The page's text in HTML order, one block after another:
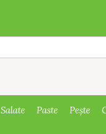
Salate Paste Pește